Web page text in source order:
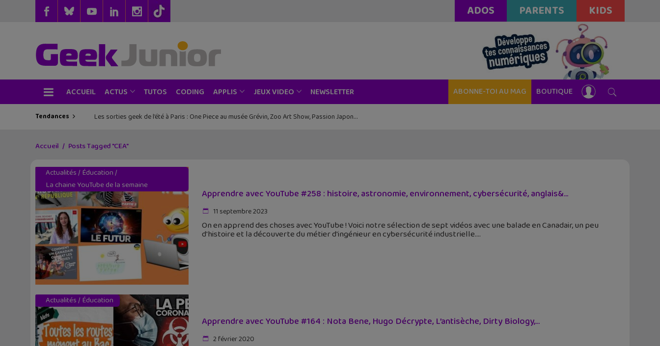
ADOS PARENTS KIDS
ACCUEIL ACTUS TUTOS CODING APPLIS JEUX VIDEO NEWSLETTER ABONNE-TOI AU MAG BOUTIQUE
Tendances Les sorties geek de l’été à Paris : One Piece au musée Grévin, Zoo Art Show, Passion Japon…
Accueil Posts Tagged "CEA"
Actualités/ Éducation/
La chaine YouTube de la semaine
Apprendre avec YouTube #258 : histoire, astronomie, environnement, cybersécurité, anglais&...
11 septembre 2023
On en apprend des choses avec YouTube ! Voici notre sélection de sept vidéos avec une balade en Canadair, un peu
d'histoire et la découverte du métier d'ingénieur en cybersécurité industrielle.
Actualités/ Éducation
Apprendre avec YouTube #164 : Nota Bene, Hugo Décrypte, L’antisèche, Dirty Biology,...
2 février 2020